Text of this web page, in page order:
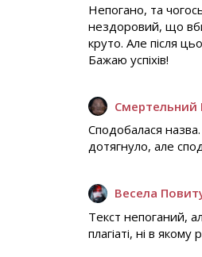
Непогано, та
нездоровий, що
круто. Але після
Бажаю успіхів!
Сподобалася
дотягнуло, але
Весела
Текст непоганий,
плагіаті, ні в